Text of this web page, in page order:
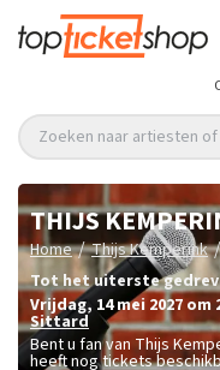
Zoeken naar artiesten
THIJS
Home / Thijs Kemperink /
Tot het uiterste
vrijdag, 14 mei 2027 om
Sittard
Bent u fan van Thijs
heeft nog tickets